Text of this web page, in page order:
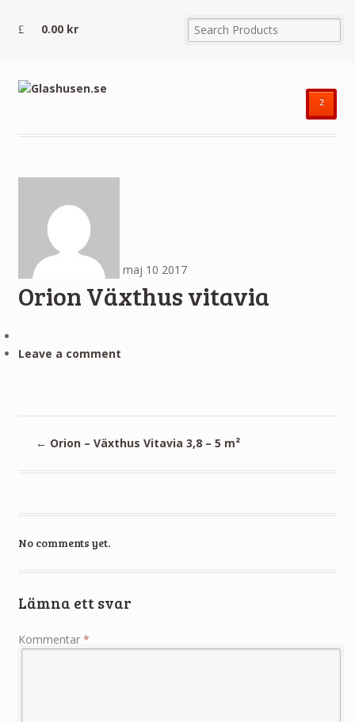
0.00 kr
²
maj 10 2017
Orion Växthus vitavia
Leave a comment
← Orion – Växthus Vitavia 3,8 – 5 m²
No comments yet.
Lämna ett svar
Kommentar *